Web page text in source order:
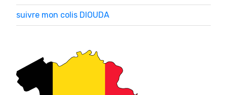
suivre mon colis DIOUDA